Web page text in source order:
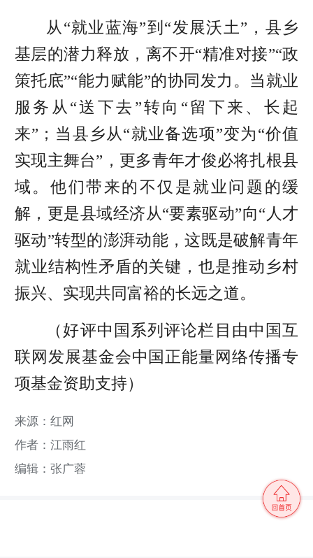
从“就业蓝海”到“发展沃土”，县乡
基层的潜力释放，离不开“精准对接”“政
策托底”“能力赋能”的协同发力。当就业
服务从“送下去”转向“留下来、长起
来”；当县乡从“就业备选项”变为“价值
实现主舞台”，更多青年才俊必将扎根县
域。他们带来的不仅是就业问题的缓
解，更是县域经济从“要素驱动”向“人才
驱动”转型的澎湃动能，这既是破解青年
就业结构性矛盾的关键，也是推动乡村
振兴、实现共同富裕的长远之道。
（好评中国系列评论栏目由中国互
联网发展基金会中国正能量网络传播专
项基金资助支持）
来源：红网
作者：江雨红
编辑：张广蓉